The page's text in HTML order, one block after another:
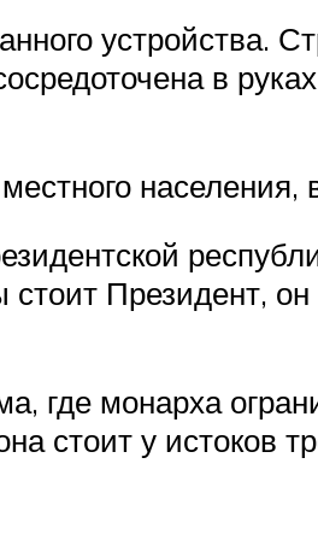
устройства.
в
стоит Президент,
где монарха
стоит у истоков